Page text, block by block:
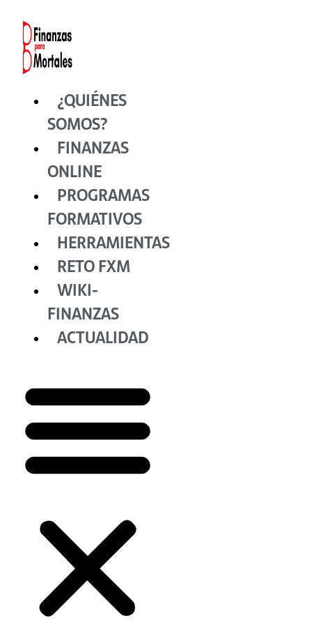
contenido
¿QUIÉNES
SOMOS?
FINANZAS
ONLINE
PROGRAMAS
FORMATIVOS
HERRAMIENTAS
RETO FXM
WIKI-
FINANZAS
ACTUALIDAD